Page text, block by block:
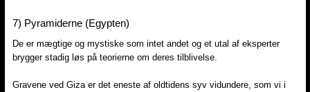
7)​ Pyramiderne (Egypten)
De er mægtige og mystiske som intet andet og et utal af eksperter
brygger stadig løs på teorierne om deres tilblivelse.
Gravene ved Giza er det eneste af oldtidens syv vidundere, som vi i